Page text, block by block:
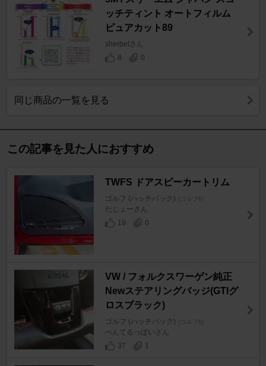
ッチティント オートフィルム
ピュアカット89
sherbetさん
8
0
同じ商品の一覧を見る
この記事を見た人におすすめ
TWFS ドアスピーカートリム
ゴルフ (ハッチバック) [ゴルフ6]
だじょーさん
19
0
VW / フォルクスワーゲン純正
Newステアリングバッジ(GTIグ
ロスブラック)
ゴルフ (ハッチバック) [ゴルフ6]
ぺんてるっぽいさん
37
1